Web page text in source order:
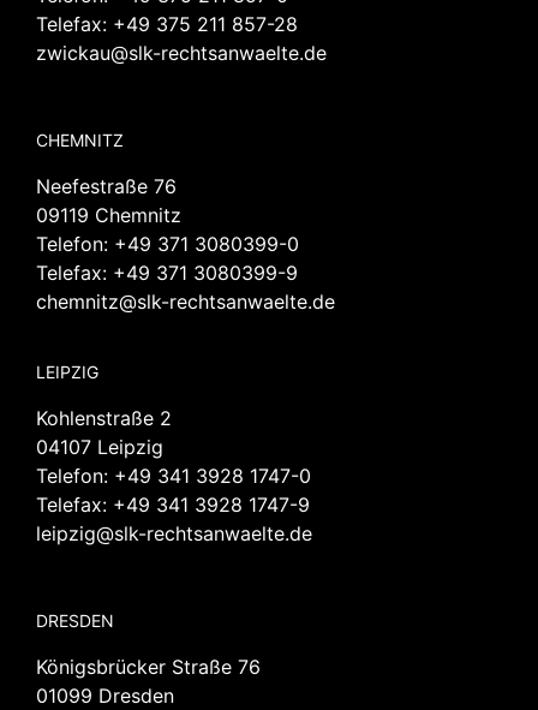
Telefax: +49 375 211 857-28
zwickau@slk-rechtsanwaelte.de
CHEMNITZ
Neefestraße 76
09119 Chemnitz
Telefon: +49 371 3080399-0
Telefax: +49 371 3080399-9
chemnitz@slk-rechtsanwaelte.de
LEIPZIG
Kohlenstraße 2
04107 Leipzig
Telefon: +49 341 3928 1747-0
Telefax: +49 341 3928 1747-9
leipzig@slk-rechtsanwaelte.de
DRESDEN
Königsbrücker Straße 76
01099 Dresden